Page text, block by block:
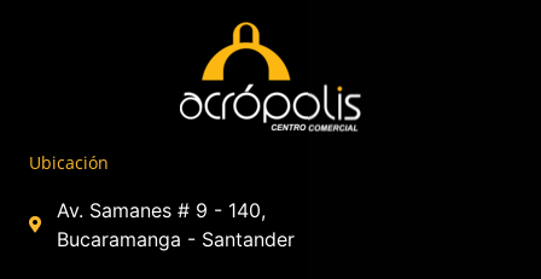
Ubicación
Av. Samanes # 9 - 140,
Bucaramanga - Santander